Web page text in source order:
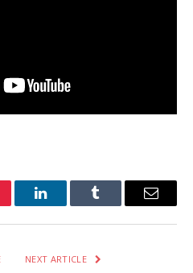
LinkedInTumblr Email
NEXT ARTICLE